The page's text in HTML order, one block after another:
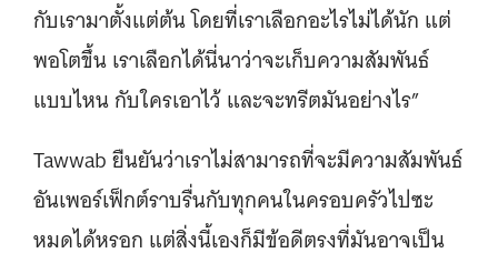
กับเรามาตั้งแต่ต้น โดยที่เราเลือกอะไรไม่ได้นัก แต่
พอโตขึ้น เราเลือกได้นี่นาว่าจะเก็บความสัมพันธ์
แบบไหน กับใครเอาไว้ และจะทรีตมันอย่างไร”
Tawwab ยืนยันว่าเราไม่สามารถที่จะมีความสัมพันธ์
อันเพอร์เฟ็กต์ราบรื่นกับทุกคนในครอบครัวไปซะ
หมดได้หรอก แต่สิ่งนี้เองก็มีข้อดีตรงที่มันอาจเป็น